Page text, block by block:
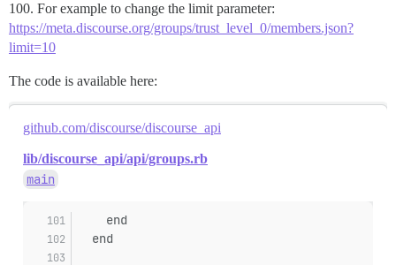
100. For example to change the limit parameter:
https://meta.discourse.org/groups/trust_level_0/members.json?
limit=10
The code is available here:
github.com/discourse/discourse_api
lib/discourse_api/api/groups.rb
main
    end
  end